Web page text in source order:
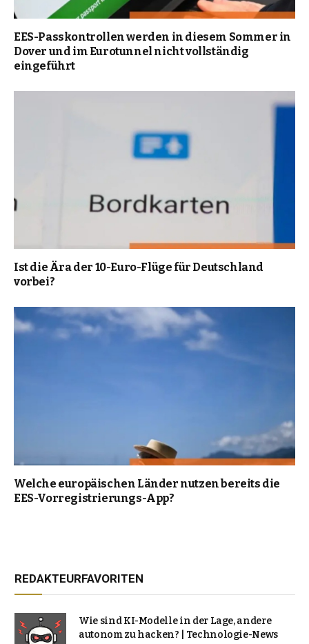
EES-Passkontrollen werden in diesem Sommer in
Dover und im Eurotunnel nicht vollständig
eingeführt
Ist die Ära der 10-Euro-Flüge für Deutschland
vorbei?
Welche europäischen Länder nutzen bereits die
EES-Vorregistrierungs-App?
REDAKTEURFAVORITEN
Wie sind KI-Modelle in der Lage, andere
autonom zu hacken? | Technologie-News